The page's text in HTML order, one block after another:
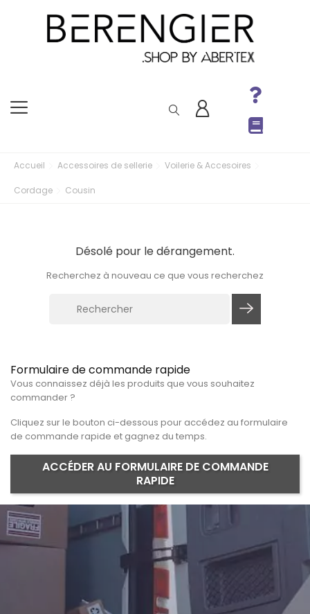
Accueil Accessoires de sellerie Voilerie & Accesoires
Cordage Cousin
Formulaire de commande rapide
Vous connaissez déjà les produits que vous souhaitez
commander ?
Cliquez sur le bouton ci-dessous pour accédez au formulaire
de commande rapide et gagnez du temps.
ACCÉDER AU FORMULAIRE DE COMMANDE
RAPIDE
Désolé pour le dérangement.
Recherchez à nouveau ce que vous recherchez